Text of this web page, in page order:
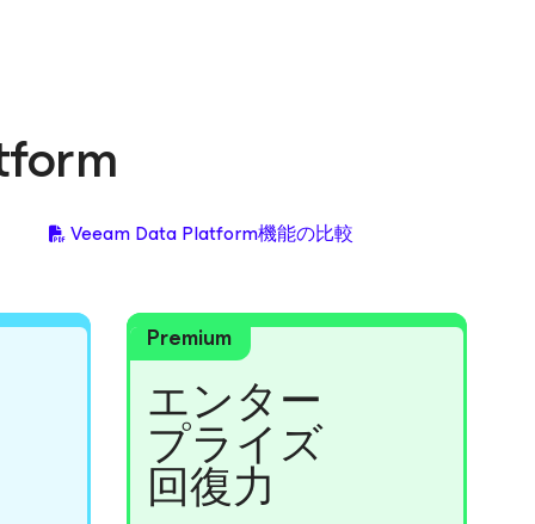
Veeam Data Platform機能の比較
Premium
エンター
プライズ
回復力